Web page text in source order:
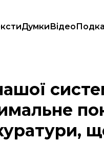
ДумкиВідео
максимальне